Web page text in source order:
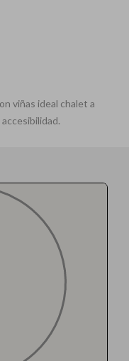
viñas ideal chalet a